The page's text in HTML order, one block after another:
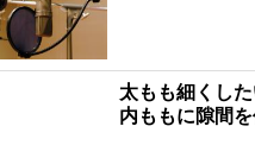
太もも細くし
内ももに隙間